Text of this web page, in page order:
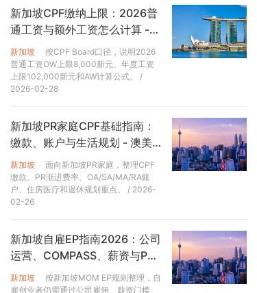
休金。
那么，新加坡人每月能领取多少钱呢？这要看他们在退休
账户里有多少钱。为了鼓励民众多存钱少透支公积金，新
加坡政府还规定，退休账户必须达到一定的存款额，才可
以支取超出该额度的部分。这个存款额叫做“基本退休额”
人民币46万元） 。
☛ 四、新加坡的特色福利——“居者有其屋”
新加坡政府一直在推行“居者有其屋”的计划，希望大部分
国民拥有自己的房产。在新加坡，85%的个人房产是政府
新加坡政府按照低于市场价格出售组屋。对低收入家庭，
新加坡政府最近计划采取直接补贴的方式。收入越低，所
得的津贴也越高。永久居民不可以申请购买新组屋，但可
以购买市场转售的二手组屋，且根据2013年新颁布的房屋
新加坡CPF缴纳上限：2026普
通工资与额外工资怎么计算 -
澳美家
新加坡
按CPF Board口径，说明2026
普通工资OW上限8,000新元、年度工资
上限102,000新元和AW计算公式。
/
2026-02-28
新加坡PR家庭CPF基础指南：
缴款、账户与生活规划 - 澳美
家
新加坡
面向新加坡PR家庭，整理CPF
缴款、PR渐进费率、OA/SA/MA/RA账
户、住房医疗和退休规划重点。
/ 2026-
02-26
新加坡自雇EP指南2026：公司
运营、COMPASS、薪资与PR
风险 - 澳美家
新加坡
按新加坡MOM EP规则整理，自
雇创业者仍需通过公司雇佣、薪资门槛、